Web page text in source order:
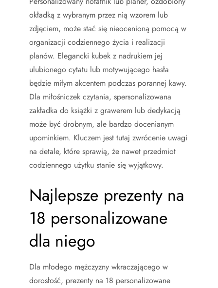
okładką z wybranym przez nią wzorem lub
zdjęciem, może stać się nieocenioną pomocą w
organizacji codziennego życia i realizacji
planów. Elegancki kubek z nadrukiem jej
ulubionego cytatu lub motywującego hasła
będzie miłym akcentem podczas porannej kawy.
Dla miłośniczek czytania, spersonalizowana
zakładka do książki z grawerem lub dedykacją
może być drobnym, ale bardzo docenianym
upominkiem. Kluczem jest tutaj zwrócenie uwagi
na detale, które sprawią, że nawet przedmiot
codziennego użytku stanie się wyjątkowy.
Najlepsze prezenty na
18 personalizowane
dla niego
Dla młodego mężczyzny wkraczającego w
dorosłość, prezenty na 18 personalizowane